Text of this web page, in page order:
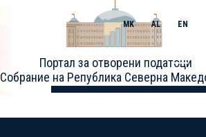
Портал за отворени податоци
Собрание на Република Северна
MK AL EN
Toggle